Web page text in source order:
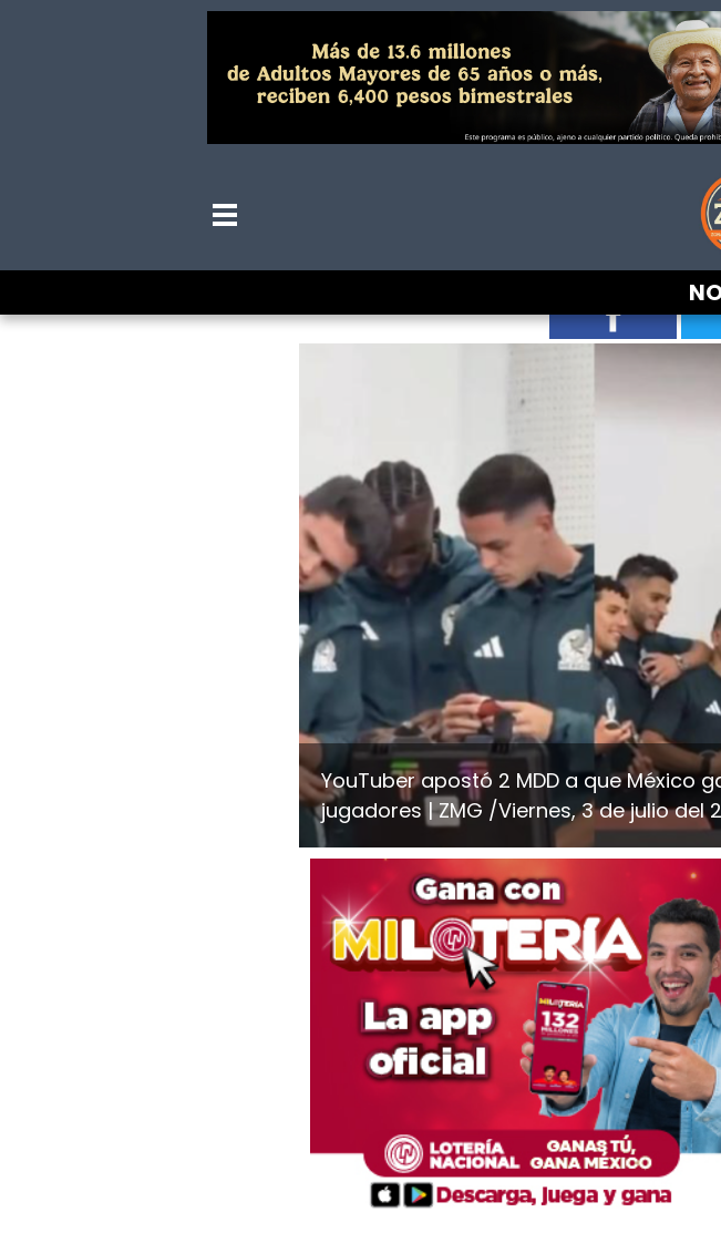
YouTuber apostó 2 MDD a que
los
YouTuber apostó 2 MDD a que México
jugadores
ZMG /Viernes, 3 de julio del